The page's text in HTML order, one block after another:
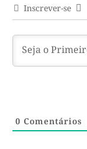
Inscrever-se
0 Comentários